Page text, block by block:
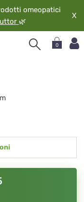
omeopatici
🌿
X
0